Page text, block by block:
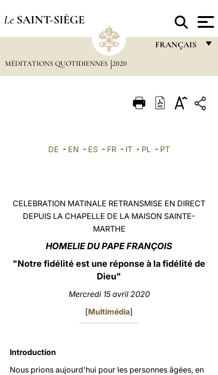
Le SAINT-SIÈGE
FRANÇAIS
ITALIANO
中文
MÉDITATIONS QUOTIDIENNES 2020
DE - EN - ES - FR - IT - PL - PT
CELEBRATION MATINALE RETRANSMISE EN DIRECT
DEPUIS LA CHAPELLE DE LA MAISON SAINTE-
MARTHE
HOMELIE DU PAPE FRANÇOIS
"Notre fidélité est une réponse à la fidélité de
Dieu"
Mercredi 15 avril 2020
[Multimédia]
Introduction
Nous prions aujourd'hui pour les personnes âgées, en